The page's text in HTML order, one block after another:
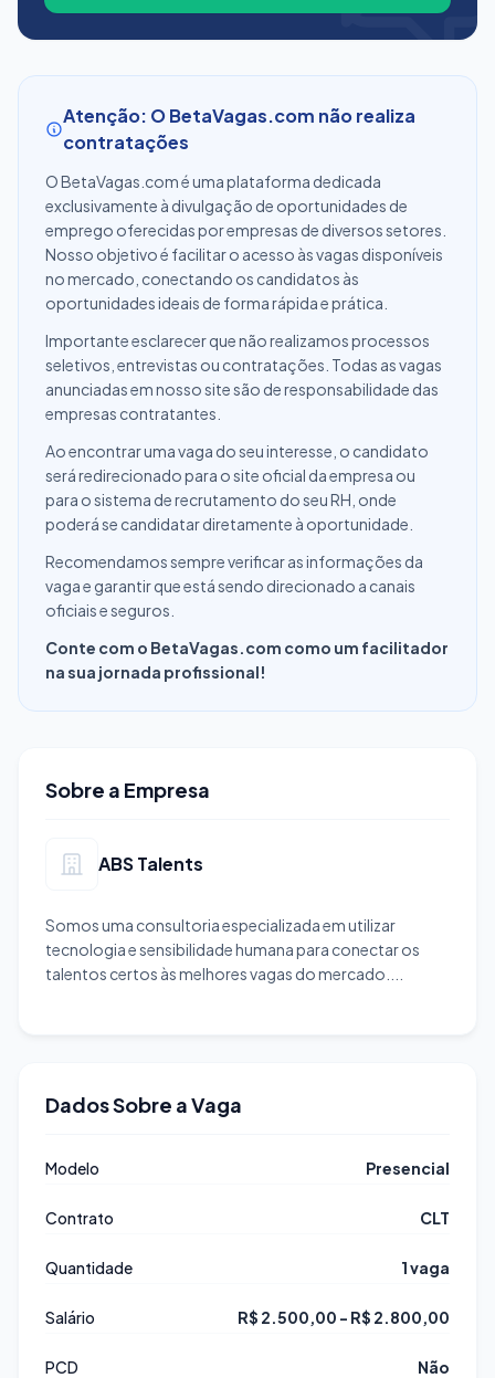
Atenção: O BetaVagas.com não realiza
contratações
O BetaVagas.com é uma plataforma dedicada
exclusivamente à divulgação de oportunidades de
emprego oferecidas por empresas de diversos setores.
Nosso objetivo é facilitar o acesso às vagas disponíveis
no mercado, conectando os candidatos às
oportunidades ideais de forma rápida e prática.
Importante esclarecer que não realizamos processos
seletivos, entrevistas ou contratações. Todas as vagas
anunciadas em nosso site são de responsabilidade das
empresas contratantes.
Ao encontrar uma vaga do seu interesse, o candidato
será redirecionado para o site oficial da empresa ou
para o sistema de recrutamento do seu RH, onde
poderá se candidatar diretamente à oportunidade.
Recomendamos sempre verificar as informações da
vaga e garantir que está sendo direcionado a canais
oficiais e seguros.
Conte com o BetaVagas.com como um facilitador
na sua jornada profissional!
Sobre a Empresa
ABS Talents
Somos uma consultoria especializada em utilizar
tecnologia e sensibilidade humana para conectar os
talentos certos às melhores vagas do mercado....
Dados Sobre a Vaga
Modelo Presencial
Contrato CLT
Quantidade 1 vaga
Salário R$ 2.500,00 - R$ 2.800,00
PCD Não